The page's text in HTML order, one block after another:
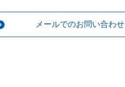
メールでのお問い合わせ